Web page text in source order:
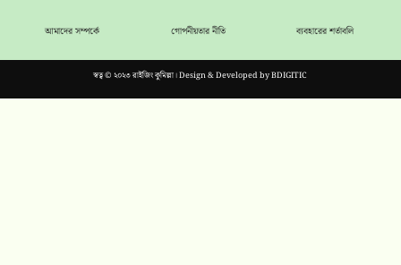
আমাদের সম্পর্কে গোপনীয়তার নীতি ব্যবহারের শর্তাবলি
স্বত্ব © ২০২৩ রাইজিং কুমিল্লা। Design & Developed byBDIGITIC